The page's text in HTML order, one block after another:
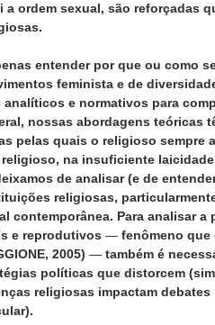
a ordem sexual, são reforçadas
entender por que ou como
feminista e de
e normativos para
nossas abordagens teóricas
pelas quais o religioso sempre
na insuficiente
de analisar (e de
religiosas,
contemporânea. Para analisar
e reprodutivos — fenômeno
2005) — também é
políticas que distorcem
religiosas impactam debates